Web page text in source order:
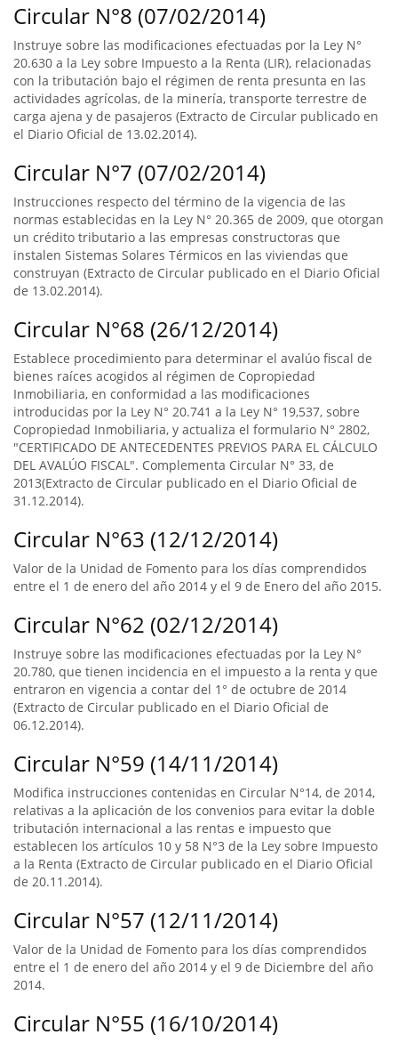
Circular N°8 (07/02/2014)
Instruye sobre las modificaciones efectuadas por la Ley N°
20.630 a la Ley sobre Impuesto a la Renta (LIR), relacionadas
con la tributación bajo el régimen de renta presunta en las
actividades agrícolas, de la minería, transporte terrestre de
carga ajena y de pasajeros (Extracto de Circular publicado en
el Diario Oficial de 13.02.2014).
Circular N°7 (07/02/2014)
Instrucciones respecto del término de la vigencia de las
normas establecidas en la Ley N° 20.365 de 2009, que otorgan
un crédito tributario a las empresas constructoras que
instalen Sistemas Solares Térmicos en las viviendas que
construyan (Extracto de Circular publicado en el Diario Oficial
de 13.02.2014).
Circular N°68 (26/12/2014)
Establece procedimiento para determinar el avalúo fiscal de
bienes raíces acogidos al régimen de Copropiedad
Inmobiliaria, en conformidad a las modificaciones
introducidas por la Ley N° 20.741 a la Ley N° 19,537, sobre
Copropiedad Inmobiliaria, y actualiza el formulario N° 2802,
"CERTIFICADO DE ANTECEDENTES PREVIOS PARA EL CÁLCULO
DEL AVALÚO FISCAL". Complementa Circular N° 33, de
2013(Extracto de Circular publicado en el Diario Oficial de
31.12.2014).
Circular N°63 (12/12/2014)
Valor de la Unidad de Fomento para los días comprendidos
entre el 1 de enero del año 2014 y el 9 de Enero del año 2015.
Circular N°62 (02/12/2014)
Instruye sobre las modificaciones efectuadas por la Ley N°
20.780, que tienen incidencia en el impuesto a la renta y que
entraron en vigencia a contar del 1° de octubre de 2014
(Extracto de Circular publicado en el Diario Oficial de
06.12.2014).
Circular N°59 (14/11/2014)
Modifica instrucciones contenidas en Circular N°14, de 2014,
relativas a la aplicación de los convenios para evitar la doble
tributación internacional a las rentas e impuesto que
establecen los artículos 10 y 58 N°3 de la Ley sobre Impuesto
a la Renta (Extracto de Circular publicado en el Diario Oficial
de 20.11.2014).
Circular N°57 (12/11/2014)
Valor de la Unidad de Fomento para los días comprendidos
entre el 1 de enero del año 2014 y el 9 de Diciembre del año
2014.
Circular N°55 (16/10/2014)